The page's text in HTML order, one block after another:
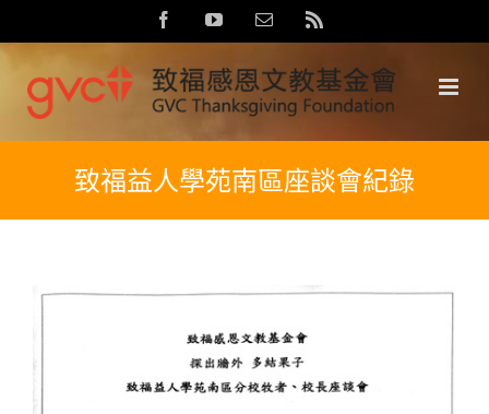
to
content
FacebookYouTubeEmail:
致福益人學苑南區座談會紀錄